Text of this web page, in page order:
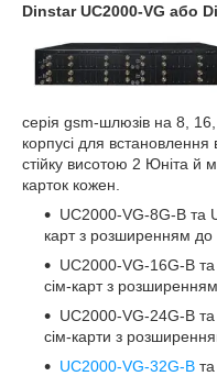
Dinstar UC2000-VG або
серія gsm-шлюзів на 8,
корпусі для встановлення
стійку висотою 2 Юніта й
карток кожен.
UC2000-VG-8G-B та
карт з розширенням до
UC2000-VG-16G-B
сім-карт з
UC2000-VG-24G-B
сім-карти з
UC2000-VG-32G-B